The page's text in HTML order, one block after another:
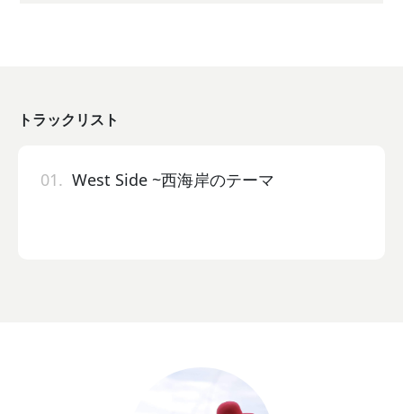
トラックリスト
01. West Side ~西海岸のテーマ